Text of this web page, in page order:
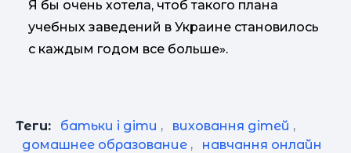
Я бы очень хотела, чтоб такого плана
учебных заведений в Украине становилось
с каждым годом все больше».
Теги: батьки і діти , виховання дітей ,
домашнее образование , навчання онлайн